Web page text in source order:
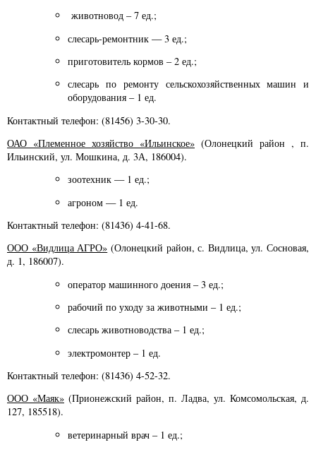
животновод – 7 ед.;
слесарь-ремонтник — 3 ед.;
приготовитель кормов – 2 ед.;
слесарь по ремонту сельскохозяйственных машин и
оборудования – 1 ед.
Контактный телефон: (81456) 3-30-30.
ОАО «Племенное хозяйство «Ильинское» (Олонецкий район , п.
Ильинский, ул. Мошкина, д. 3А, 186004).
зоотехник — 1 ед.;
агроном — 1 ед.
Контактный телефон: (81436) 4-41-68.
ООО «Видлица АГРО» (Олонецкий район, с. Видлица, ул. Сосновая,
д. 1, 186007).
оператор машинного доения – 3 ед.;
рабочий по уходу за животными – 1 ед.;
слесарь животноводства – 1 ед.;
электромонтер – 1 ед.
Контактный телефон: (81436) 4-52-32.
ООО «Маяк» (Прионежский район, п. Ладва, ул. Комсомольская, д.
127, 185518).
ветеринарный врач – 1 ед.;